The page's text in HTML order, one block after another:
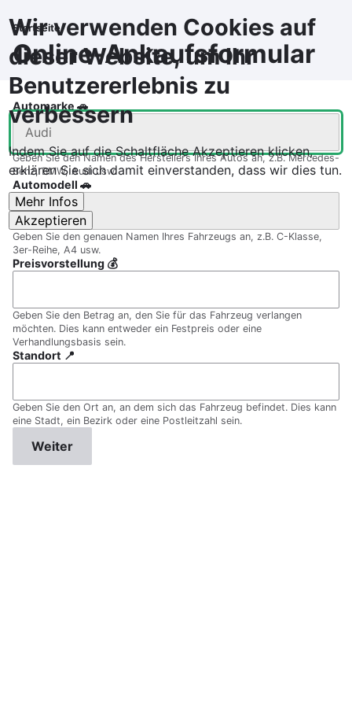
Wir verwenden Cookies auf
dieser Website, um Ihr
Benutzererlebnis zu
verbessern
Indem Sie auf die Schaltfläche Akzeptieren klicken,
erklären Sie sich damit einverstanden, dass wir dies tun.
Mehr Infos
Akzeptieren
zum
Inhalt
Pfadnavigation
Startseite
Online-Ankaufsformular
Automarke 🚗
Geben Sie den Namen des Herstellers Ihres Autos an, z.B. Mercedes-
Benz, BMW, Audi usw.
Automodell 🚗
Geben Sie den genauen Namen Ihres Fahrzeugs an, z.B. C-Klasse,
3er-Reihe, A4 usw.
Preisvorstellung 💰
Geben Sie den Betrag an, den Sie für das Fahrzeug verlangen
möchten. Dies kann entweder ein Festpreis oder eine
Verhandlungsbasis sein.
Standort 📍
Geben Sie den Ort an, an dem sich das Fahrzeug befindet. Dies kann
eine Stadt, ein Bezirk oder eine Postleitzahl sein.